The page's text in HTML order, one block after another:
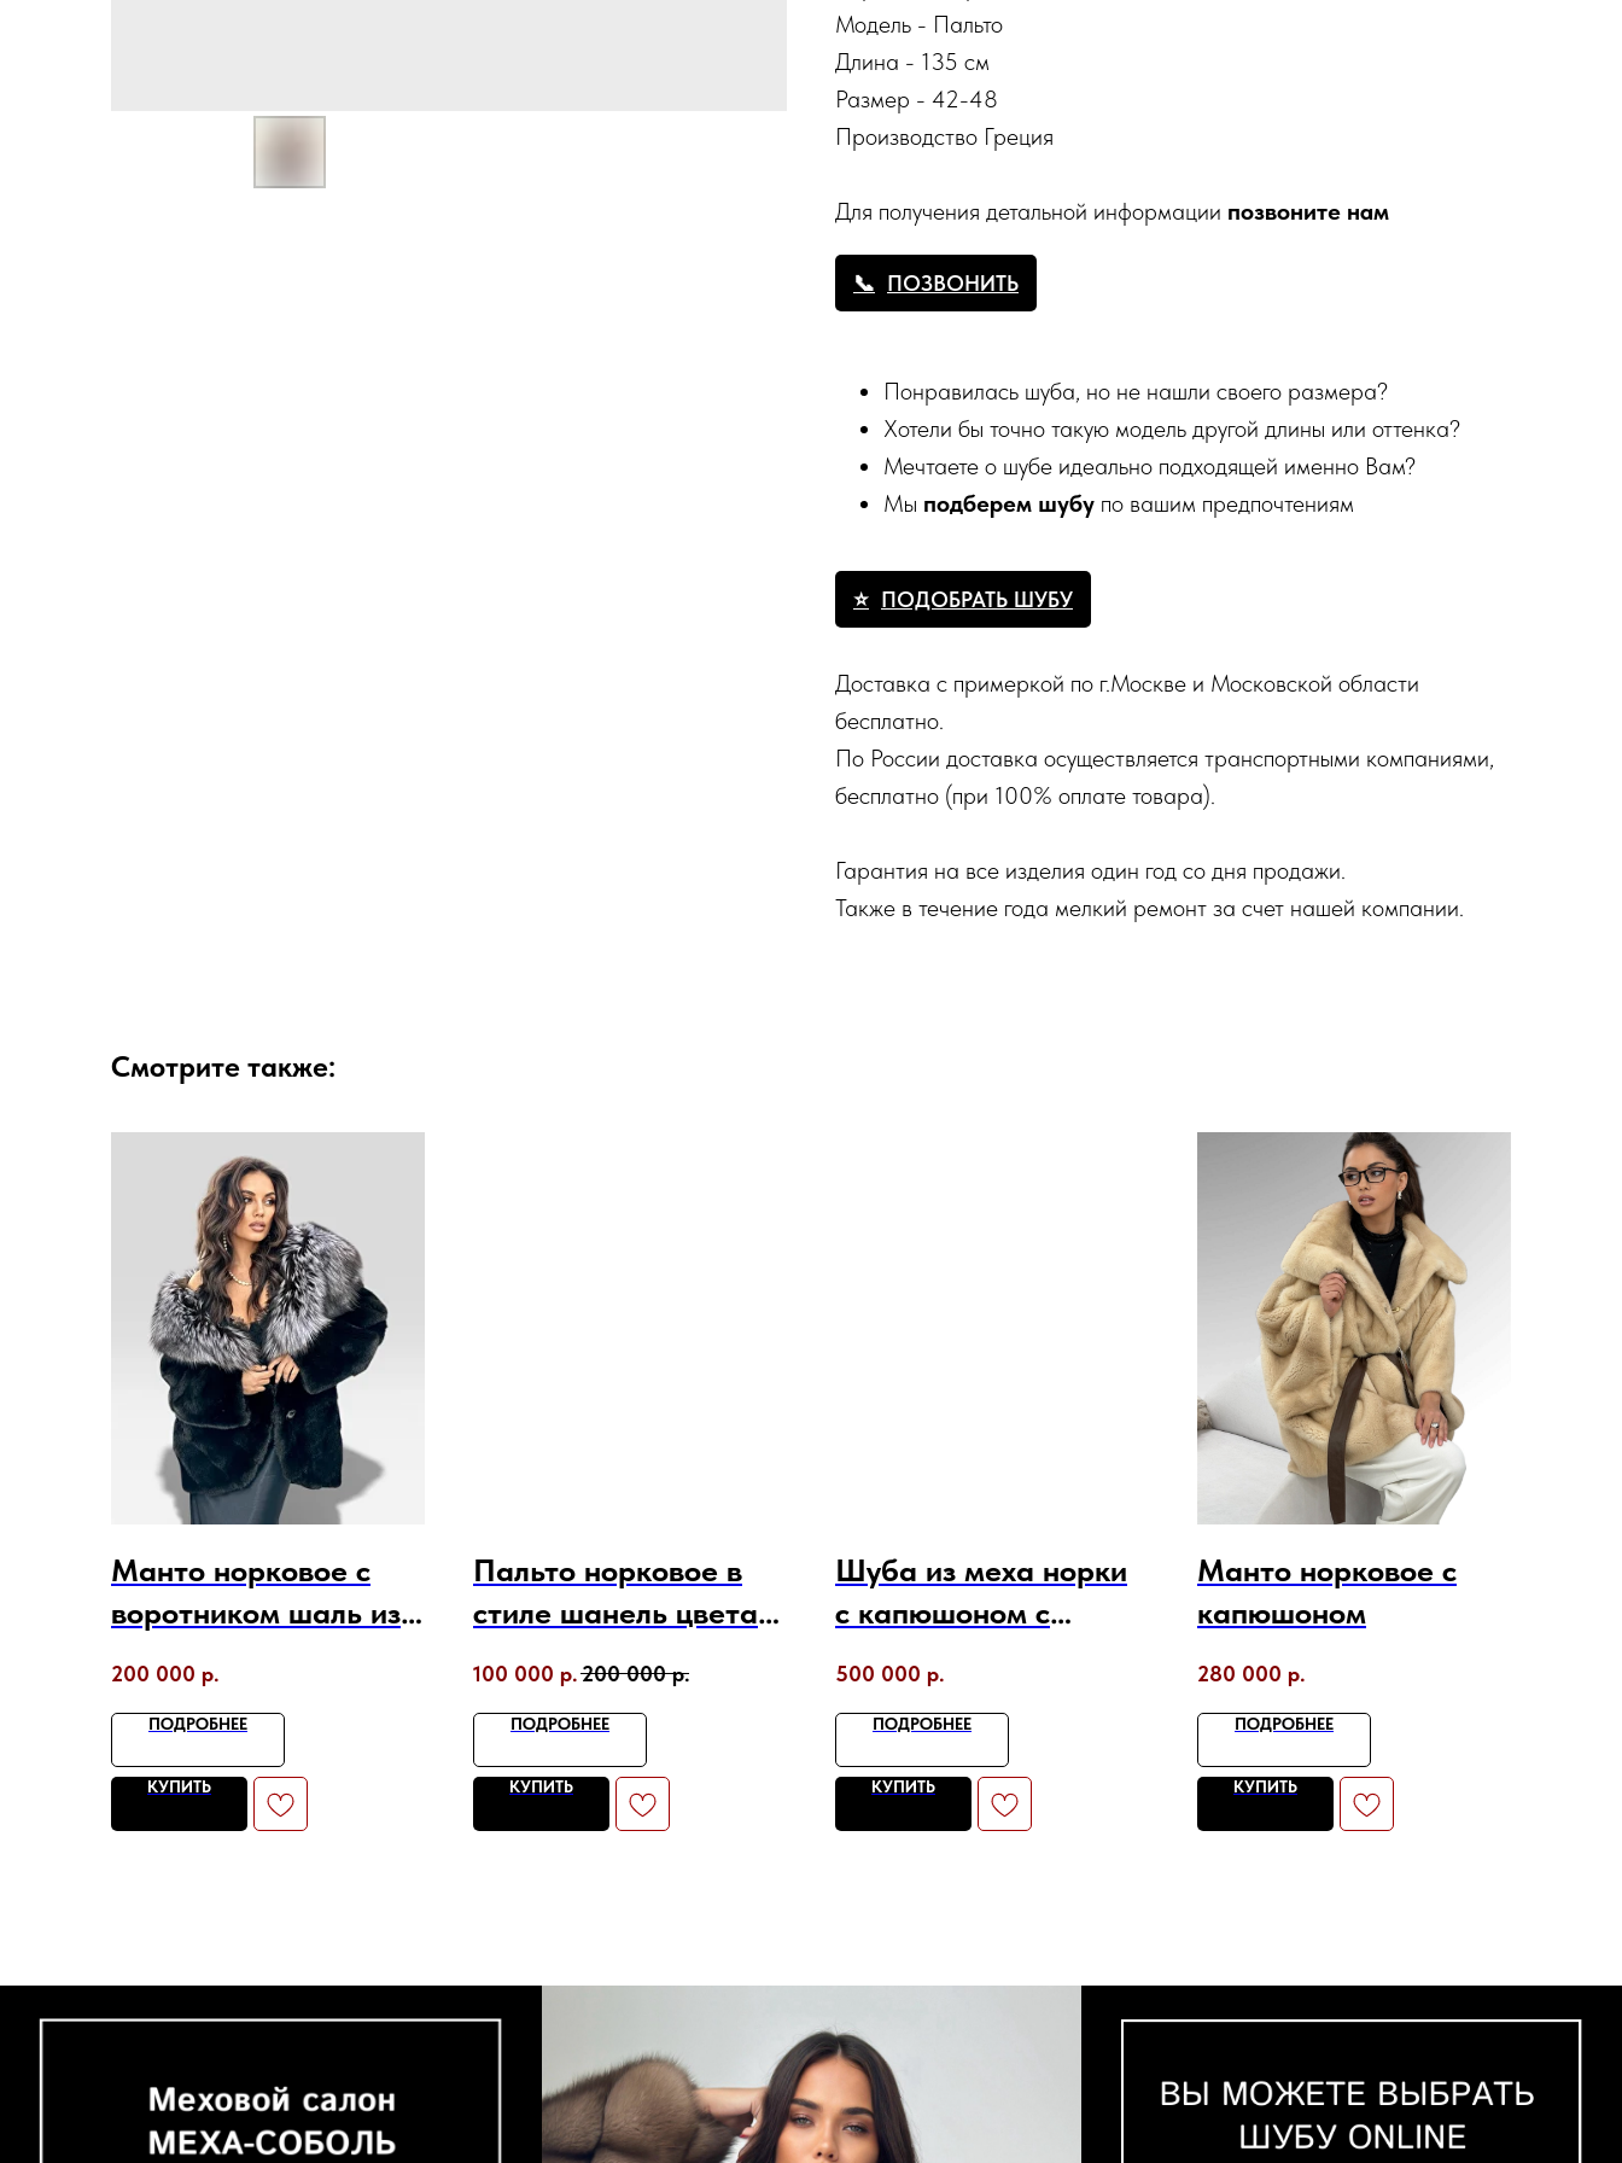
Модель - Пальто
Длина - 135 см
Размер - 42-48
Производство Греция
Для получения детальной информации позвоните нам
ПОЗВОНИТЬ
Понравилась шуба, но не нашли своего размера?
Хотели бы точно такую модель другой длины или оттенка?
Мечтаете о шубе идеально подходящей именно Вам?
Мы подберем шубу по вашим предпочтениям
ПОДОБРАТЬ ШУБУ
Доставка с примеркой по г.Москве и Московской области
бесплатно.
По России доставка осуществляется транспортными компаниями,
бесплатно (при 100% оплате товара).
Гарантия на все изделия один год со дня продажи.
Также в течение года мелкий ремонт за счет нашей компании.
Смотрите также:
Манто норковое с
воротником шаль из
200 000 р.
ПОДРОБНЕЕ
КУПИТЬ
Пальто норковое в
стиле шанель цвета
100 000 р.200 000 р.
ПОДРОБНЕЕ
КУПИТЬ
Шуба из меха норки
с капюшоном с
500 000 р.
ПОДРОБНЕЕ
КУПИТЬ
Манто норковое с
капюшоном
280 000 р.
ПОДРОБНЕЕ
КУПИТЬ